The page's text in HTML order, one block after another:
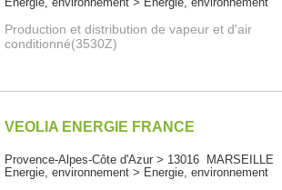
Production et distribution de vapeur et d'air
conditionné(3530Z)
VEOLIA ENERGIE FRANCE
Provence-Alpes-Côte d'Azur > 13016 MARSEILLE
Energie, environnement > Energie, environnement